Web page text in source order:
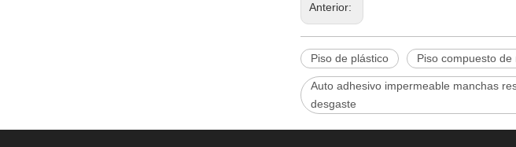
Anterior:
Piso de plástico Piso compuesto
Auto adhesivo impermeable manchas
desgaste